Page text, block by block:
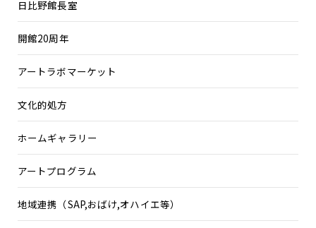
日比野館長室
開館20周年
アートラボマーケット
文化的処方
ホームギャラリー
アートプログラム
地域連携（SAP,おばけ,オハイエ等）